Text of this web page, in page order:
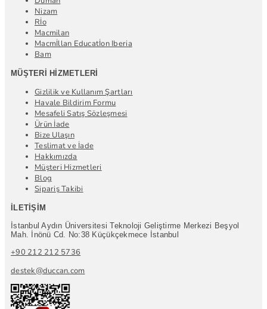
Nizam
Rİo
Macmilan
Macmİllan Educatİon Iberia
Bam
MÜŞTERI HIZMETLERI
Gizlilik ve Kullanım Şartları
Havale Bildirim Formu
Mesafeli Satış Sözleşmesi
Ürün İade
Bize Ulaşın
Teslimat ve İade
Hakkımızda
Müşteri Hizmetleri
Blog
Sipariş Takibi
İLETIŞIM
İstanbul Aydın Üniversitesi Teknoloji Geliştirme Merkezi Beşyol
Mah. İnönü Cd. No:38 Küçükçekmece İstanbul
+90 212 212 5736
destek@duccan.com